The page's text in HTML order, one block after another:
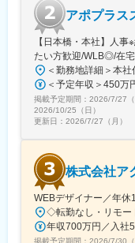
フレキシブルスタ
「効率的で生産性
う考え方で、より
フレックスタイム
を採用しています
変更の範囲：会社
アポプラス
【日本橋・本社】人
たい方歓迎/WLB◎/在
掲載予定期間： 2026/7/27（
2026/10/25（日）
更新日： 2026/7/27（月）
株式会社ア
WEBデザイナー／年休
年収700万円／入社
掲載予定期間： 2026/7/30（